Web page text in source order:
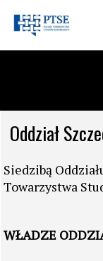
​Oddział
Siedzibą
Towarzystwa
WŁADZE